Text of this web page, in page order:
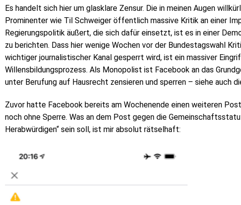
Es handelt sich hier um glasklare Zensur. Die in meinen Augen
Prominenter wie Til Schweiger öffentlich massive Kritik an einer
Regierungspolitik äußert, die sich dafür einsetzt, ist es in einer
zu berichten. Dass hier wenige Wochen vor der Bundestagswahl
wichtiger journalistischer Kanal gesperrt wird, ist ein massiver
Willensbildungsprozess. Als Monopolist ist Facebook an das
unter Berufung auf Hausrecht zensieren und sperren – siehe auch
Zuvor hatte Facebook bereits am Wochenende einen weiteren
noch ohne Sperre. Was an dem Post gegen die
Herabwürdigen“ sein soll, ist mir absolut rätselhaft: